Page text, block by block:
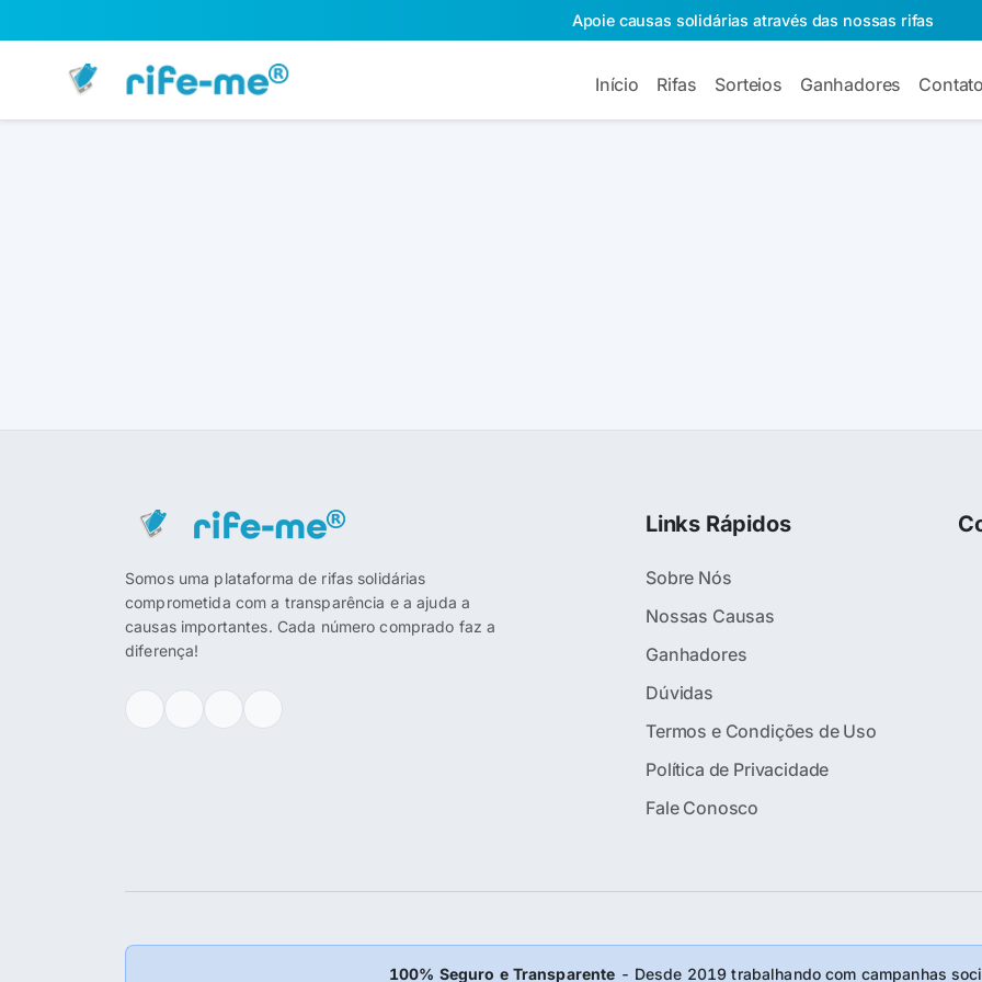
Apoie causas solidárias através das nossas rifas
Início Rifas Sorteios Ganhadores Contato
Somos uma plataforma de rifas solidárias
comprometida com a transparência e a ajuda a
causas importantes. Cada número comprado faz a
diferença!
Links Rápidos
Sobre Nós
Nossas Causas
Ganhadores
Dúvidas
Termos e Condições de Uso
Política de Privacidade
Fale Conosco
100% Seguro e Transparente - Desde 2019 trabalhando com campanhas